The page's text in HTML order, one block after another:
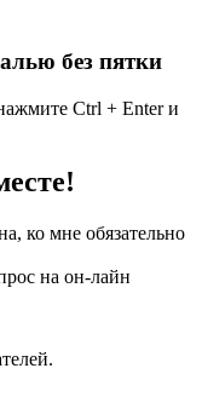
без пятки
Ctrl + Enter и
ко мне обязательно
на он-лайн